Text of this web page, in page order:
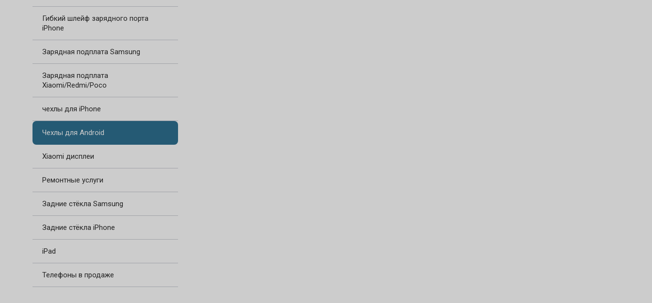
Гибкий шлейф зарядного порта
iPhone
Зарядная подплата Samsung
Зарядная подплата
Xiaomi/Redmi/Poco
чехлы для iPhone
Чехлы для Android
Xiaomi дисплеи
Ремонтные услуги
Задние стёкла Samsung
Задние стёкла iPhone
iPad
Телефоны в продаже